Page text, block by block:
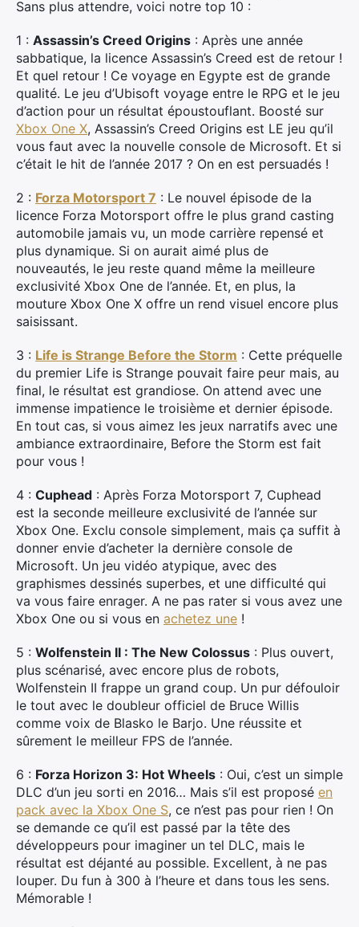
Sans plus attendre, voici notre top 10 :
1 : Assassin’s Creed Origins : Après une année
sabbatique, la licence Assassin’s Creed est de retour !
Et quel retour ! Ce voyage en Egypte est de grande
qualité. Le jeu d’Ubisoft voyage entre le RPG et le jeu
d’action pour un résultat époustouflant. Boosté sur
Xbox One X, Assassin’s Creed Origins est LE jeu qu’il
vous faut avec la nouvelle console de Microsoft. Et si
c’était le hit de l’année 2017 ? On en est persuadés !
2 : Forza Motorsport 7 : Le nouvel épisode de la
licence Forza Motorsport offre le plus grand casting
automobile jamais vu, un mode carrière repensé et
plus dynamique. Si on aurait aimé plus de
nouveautés, le jeu reste quand même la meilleure
exclusivité Xbox One de l’année. Et, en plus, la
mouture Xbox One X offre un rend visuel encore plus
saisissant.
3 : Life is Strange Before the Storm : Cette préquelle
du premier Life is Strange pouvait faire peur mais, au
final, le résultat est grandiose. On attend avec une
immense impatience le troisième et dernier épisode.
En tout cas, si vous aimez les jeux narratifs avec une
ambiance extraordinaire, Before the Storm est fait
pour vous !
4 : Cuphead : Après Forza Motorsport 7, Cuphead
est la seconde meilleure exclusivité de l’année sur
Xbox One. Exclu console simplement, mais ça suffit à
donner envie d’acheter la dernière console de
Microsoft. Un jeu vidéo atypique, avec des
graphismes dessinés superbes, et une difficulté qui
va vous faire enrager. A ne pas rater si vous avez une
Xbox One ou si vous en achetez une !
5 : Wolfenstein II : The New Colossus : Plus ouvert,
plus scénarisé, avec encore plus de robots,
Wolfenstein II frappe un grand coup. Un pur défouloir
le tout avec le doubleur officiel de Bruce Willis
comme voix de Blasko le Barjo. Une réussite et
sûrement le meilleur FPS de l’année.
6 : Forza Horizon 3: Hot Wheels : Oui, c’est un simple
DLC d’un jeu sorti en 2016… Mais s’il est proposé en
pack avec la Xbox One S, ce n’est pas pour rien ! On
se demande ce qu’il est passé par la tête des
développeurs pour imaginer un tel DLC, mais le
résultat est déjanté au possible. Excellent, à ne pas
louper. Du fun à 300 à l’heure et dans tous les sens.
Mémorable !